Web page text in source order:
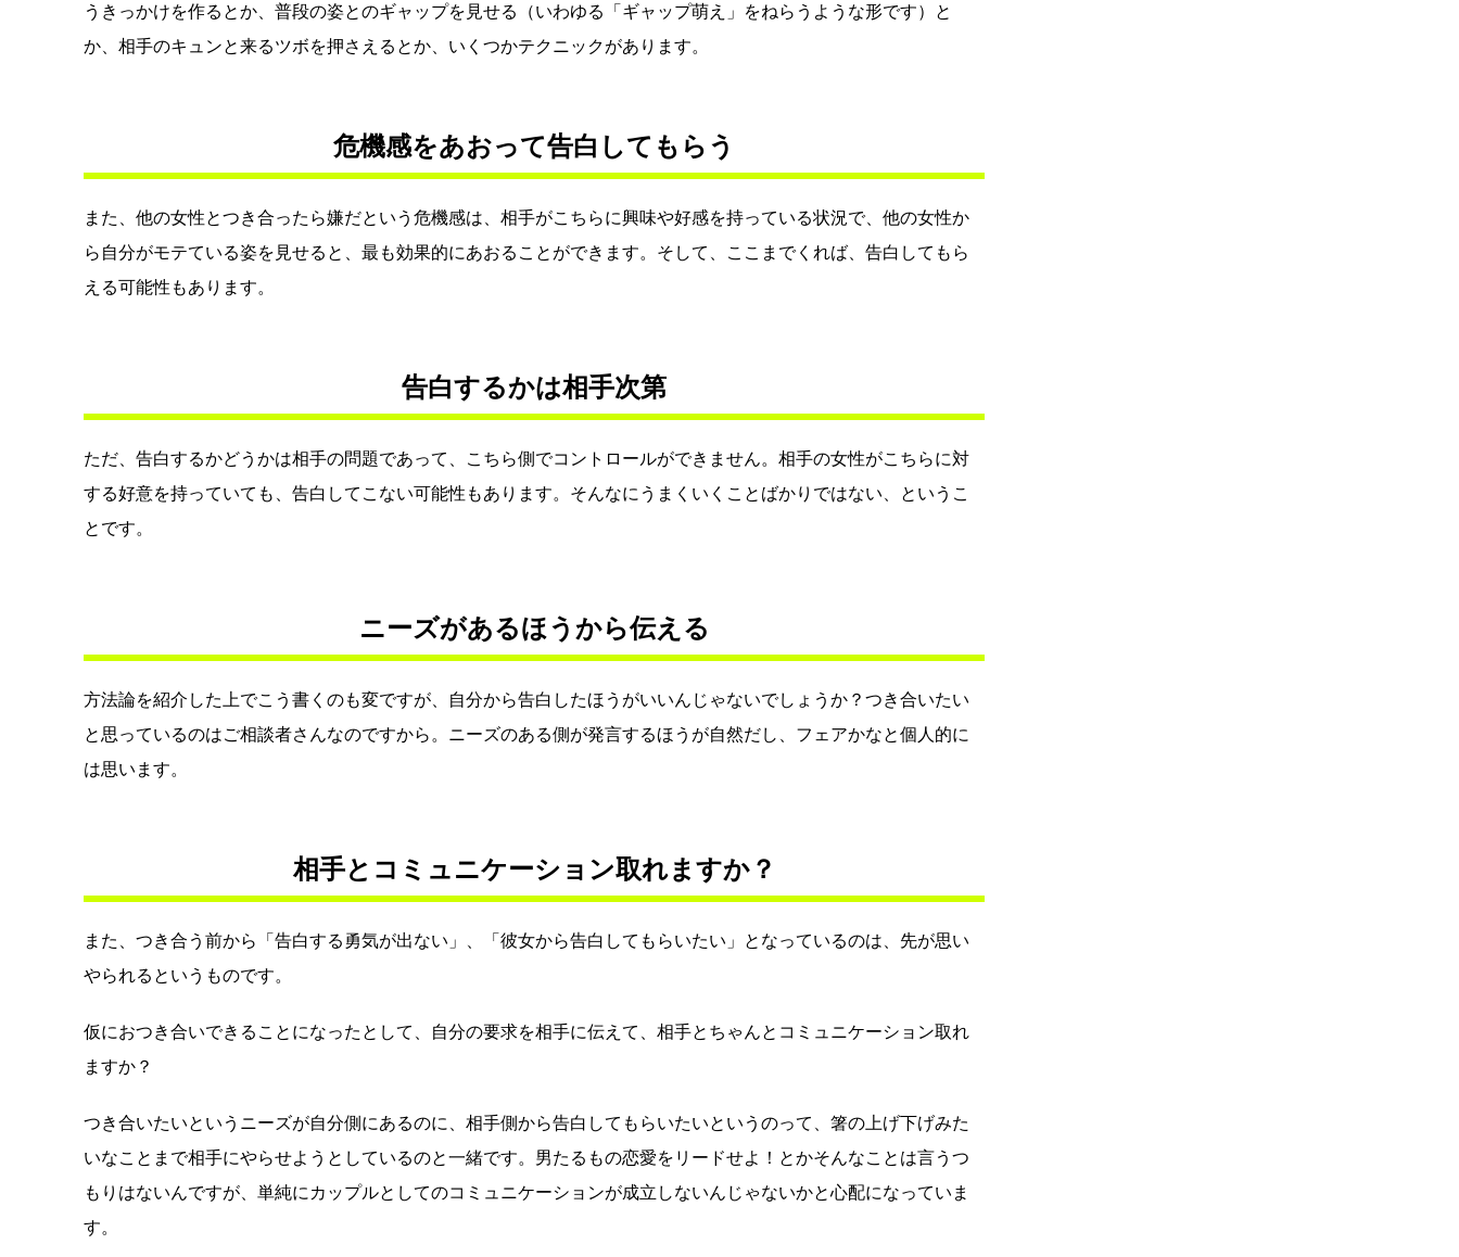
うきっかけを作るとか、普段の姿とのギャップを見せる（いわゆる「ギャップ萌え」をねらうような形です）と
か、相手のキュンと来るツボを押さえるとか、いくつかテクニックがあります。
危機感をあおって告白してもらう
また、他の女性とつき合ったら嫌だという危機感は、相手がこちらに興味や好感を持っている状況で、他の女性か
ら自分がモテている姿を見せると、最も効果的にあおることができます。そして、ここまでくれば、告白してもら
える可能性もあります。
告白するかは相手次第
ただ、告白するかどうかは相手の問題であって、こちら側でコントロールができません。相手の女性がこちらに対
する好意を持っていても、告白してこない可能性もあります。そんなにうまくいくことばかりではない、というこ
とです。
ニーズがあるほうから伝える
方法論を紹介した上でこう書くのも変ですが、自分から告白したほうがいいんじゃないでしょうか？つき合いたい
と思っているのはご相談者さんなのですから。ニーズのある側が発言するほうが自然だし、フェアかなと個人的に
は思います。
相手とコミュニケーション取れますか？
また、つき合う前から「告白する勇気が出ない」、「彼女から告白してもらいたい」となっているのは、先が思い
やられるというものです。
仮におつき合いできることになったとして、自分の要求を相手に伝えて、相手とちゃんとコミュニケーション取れ
ますか？
つき合いたいというニーズが自分側にあるのに、相手側から告白してもらいたいというのって、箸の上げ下げみた
いなことまで相手にやらせようとしているのと一緒です。男たるもの恋愛をリードせよ！とかそんなことは言うつ
もりはないんですが、単純にカップルとしてのコミュニケーションが成立しないんじゃないかと心配になっていま
す。